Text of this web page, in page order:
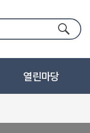
검색
열린마당